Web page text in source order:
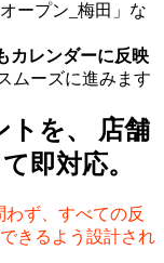
ープン_梅田」な
カレンダーに反映
ムーズに進みます
トを、 店舗
即対応。
わず、すべての反
きるよう設計され